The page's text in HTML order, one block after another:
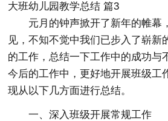
大班幼儿园教学总结 篇3
元月的钟声掀开了新年的帷幕
见，不知不觉中我们已步入了崭新
的工作，总结一下工作中的成功与
今后的工作中，更好地开展班级工
现从以下几方面进行总结。
一、深入班级开展常规工作